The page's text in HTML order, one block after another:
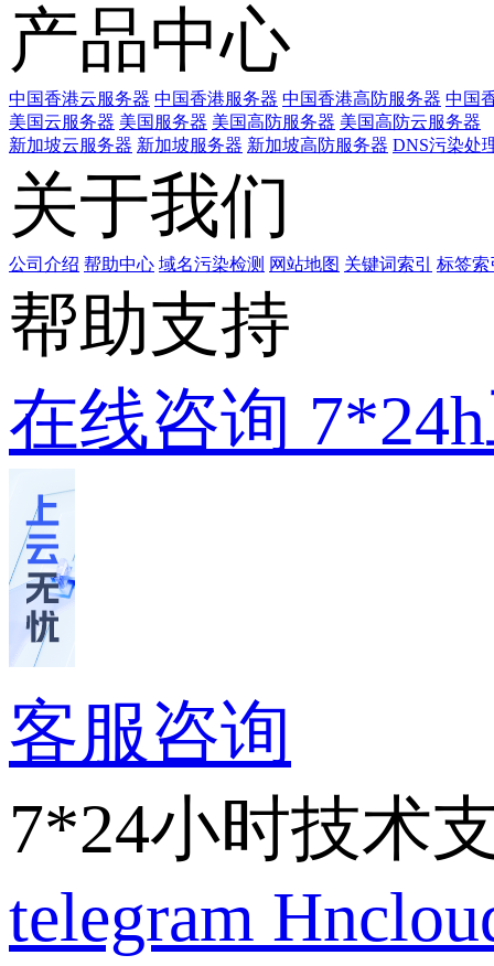
产品中心
中国香港云服务器 中国香港服务器 中国香港高防服务器 中国
美国云服务器 美国服务器 美国高防服务器 美国高防云服务器
新加坡云服务器 新加坡服务器 新加坡高防服务器 DNS污染处
关于我们
公司介绍 帮助中心 域名污染检测 网站地图 关键词索引 标签索
帮助支持
在线咨询
客服咨询
7*24小时技术
telegram